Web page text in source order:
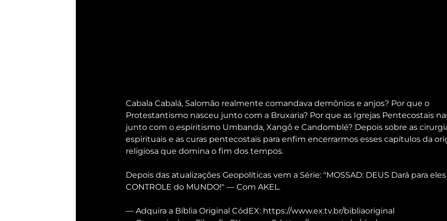
Cabala Cabalá, Salomão realmente comandava demônios e anjos? Por que o
Protestantismo nasceu junto com a Bruxaria? Por que as Igrejas Pentecostais
junto com o espiritismo Umbanda, Xangô e Candomblé? Depois sobre as
espirituais e as curas pentecostais para enfim encerrarmos esses capítulos da
religiosa que domina o fim dos tempos.
Depois das atualizações Geopolíticas vem a Série: "MOSSAD: DEUS Dará para
CONTROLE do MUNDO!" — Com AKEL.
— Adquira a Bíblia Original CódEX: https://www.ex.tv.br/bibliaoriginal